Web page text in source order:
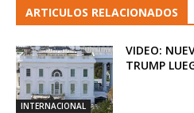
ARTICULOS RELACIONADOS
INTERNACIONAL
VIDEO:
TRUMP